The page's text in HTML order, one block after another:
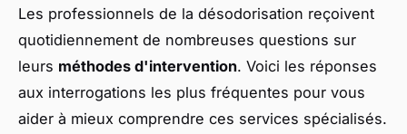
Les professionnels de la désodorisation reçoivent
quotidiennement de nombreuses questions sur
leurs méthodes d'intervention. Voici les réponses
aux interrogations les plus fréquentes pour vous
aider à mieux comprendre ces services spécialisés.